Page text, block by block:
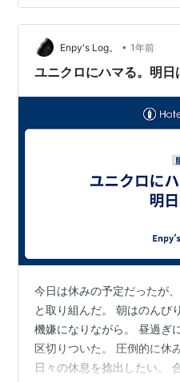
くのです。 第一章：雲の形
出来事の連続です。 順調に
突然の困難が立ちはだかる
で、穏やかな空に突然現…
Enpy's Log。 • 1年前
ユニクロにハマる。明日
今日は休みの予定だったが
と取り組んだ。 朝はのんび
機嫌になりながら。 昼過ぎ
区切りついた。 圧倒的に休
日々の休息を捻出したい。